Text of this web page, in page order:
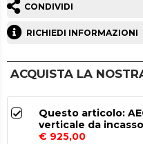
CONDIVIDI
RICHIEDI INFORMAZIONI
ACQUISTA LA
Questo articolo:
verticale da
€ 925,00